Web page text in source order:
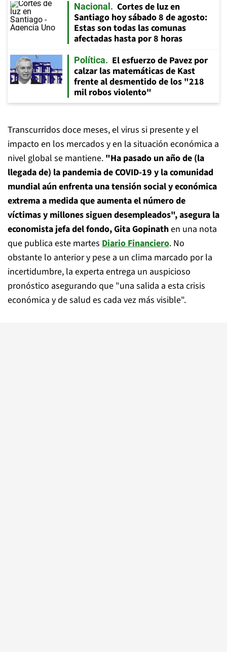
Nacional
Cortes de luz en
Santiago hoy sábado 8 de agosto:
Estas son todas las comunas
afectadas hasta por 8 horas
Política
El esfuerzo de Pavez por
calzar las matemáticas de Kast
frente al desmentido de los "218
mil robos violento"
Transcurridos doce meses, el virus si presente y el
impacto en los mercados y en la situación económica a
nivel global se mantiene. "Ha pasado un año de (la
llegada de) la pandemia de COVID-19 y la comunidad
mundial aún enfrenta una tensión social y económica
extrema a medida que aumenta el número de
víctimas y millones siguen desempleados", asegura la
economista jefa del fondo, Gita Gopinathen una nota
que publica este martes Diario Financiero. No
obstante lo anterior y pese a un clima marcado por la
incertidumbre, la experta entrega un auspicioso
pronóstico asegurando que "una salida a esta crisis
económica y de salud es cada vez más visible".